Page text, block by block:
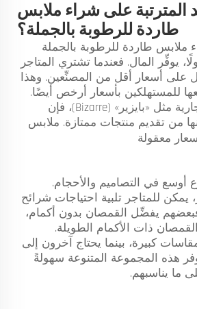
المترتبة على شراء ملابس
طاردة للرطوبة بالجملة؟
طاردة للرطوبة بالجملة
يوفِّر المال. فعندما تشتري المتاجر
على أسعار أقل من المصنِّعين. وهذا
للمستهلكين بأسعار أرخص أيضًا.
أما بالنسبة لعلامة تجارية مثل «بايزير» (Bizarre)، فإن
من تقديم منتجات ممتازة. ملابس
معقولة
أوسع في التصاميم والأحجام.
يمكن للمتاجر تلبية احتياجات شرائح
يفضِّل القمصان بدون أكمام،
ذات الأكمام الطويلة.
كبيرة، بينما يحتاج آخرون إلى
هذه المجموعة المتنوعة سهولةً
ما يناسبهم.